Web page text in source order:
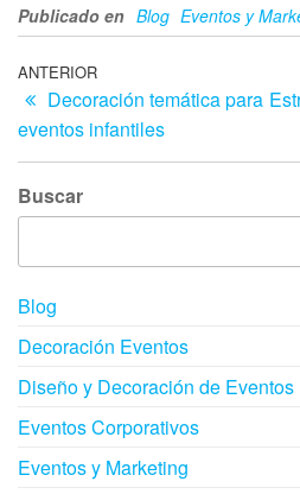
Publicado en Blog Eventos y
Navegación
de
entradas
Entrada
anterior
ANTERIOR
Decoración temática para
eventos infantiles
Buscar
Blog
Decoración Eventos
Diseño y Decoración de Eventos
Eventos Corporativos
Eventos y Marketing